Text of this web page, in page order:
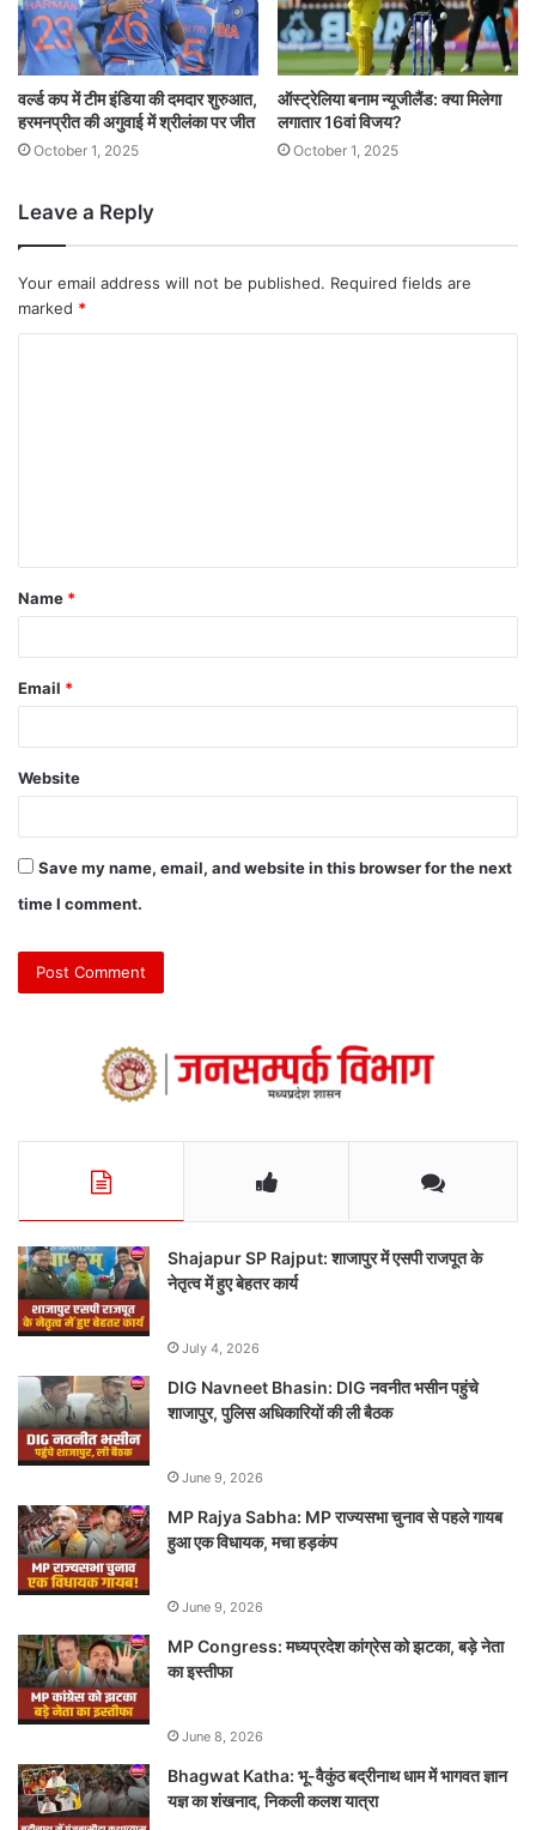
वर्ल्ड कप में टीम इंडिया की दमदार शुरुआत,
हरमनप्रीत की अगुवाई में श्रीलंका पर जीत
October 1, 2025
ऑस्ट्रेलिया बनाम न्यूजीलैंड: क्या मिलेगा
लगातार 16वां विजय?
October 1, 2025
Leave a Reply
Your email address will not be published. Required fields are
marked *
Name *
Email *
Website
Save my name, email, and website in this browser for the next
time I comment.
Shajapur SP Rajput: शाजापुर में एसपी राजपूत के
नेतृत्व में हुए बेहतर कार्य
July 4, 2026
DIG Navneet Bhasin: DIG नवनीत भसीन पहुंचे
शाजापुर, पुलिस अधिकारियों की ली बैठक
June 9, 2026
MP Rajya Sabha: MP राज्यसभा चुनाव से पहले गायब
हुआ एक विधायक, मचा हड़कंप
June 9, 2026
MP Congress: मध्यप्रदेश कांग्रेस को झटका, बड़े नेता
का इस्तीफा
June 8, 2026
Bhagwat Katha: भू-वैकुंठ बद्रीनाथ धाम में भागवत ज्ञान
यज्ञ का शंखनाद, निकली कलश यात्रा